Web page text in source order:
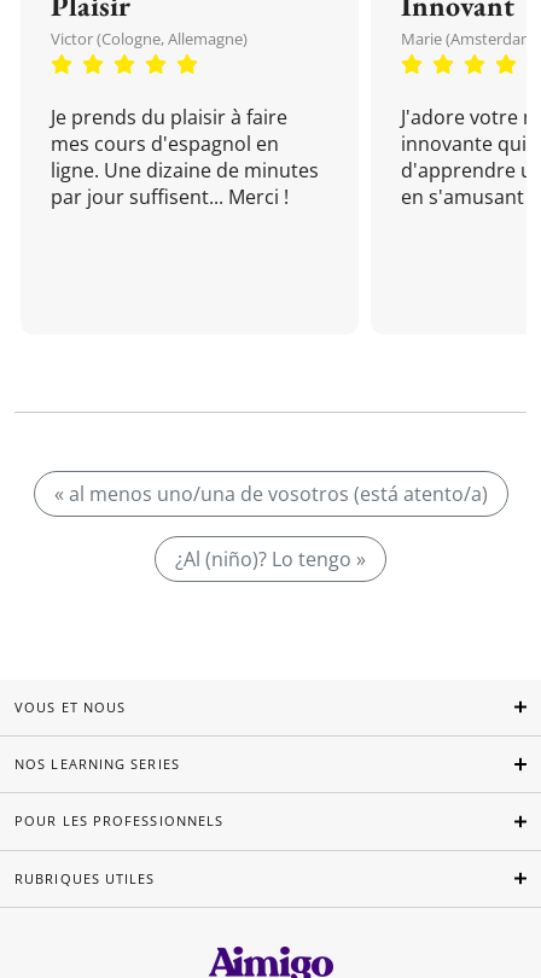
Victor (Cologne, Allemagne)
Je prends du plaisir à faire
mes cours d'espagnol en
ligne. Une dizaine de minutes
par jour suffisent... Merci !
Marie (Amsterdam,
J'adore votre
innovante qui
d'apprendre
en s'amusant !
« al menos uno/una de vosotros (está atento/a)
¿Al (niño)? Lo tengo »
VOUS ET NOUS
NOS LEARNING SERIES
POUR LES PROFESSIONNELS
RUBRIQUES UTILES